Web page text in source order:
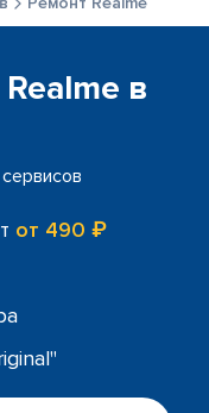
в
от 490 ₽